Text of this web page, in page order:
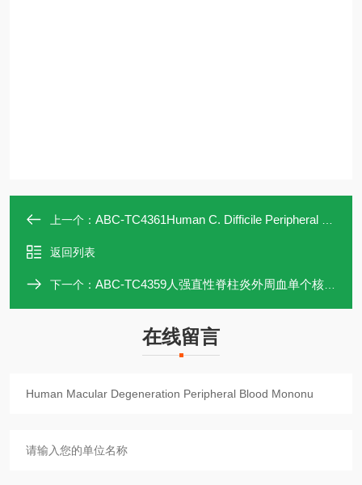
上一个： ABC-TC4361Human C. Difficile Peripheral Blood Mononuclear Ce
返回列表
下一个： ABC-TC4359人强直性脊柱炎外周血单个核细胞
在线留言